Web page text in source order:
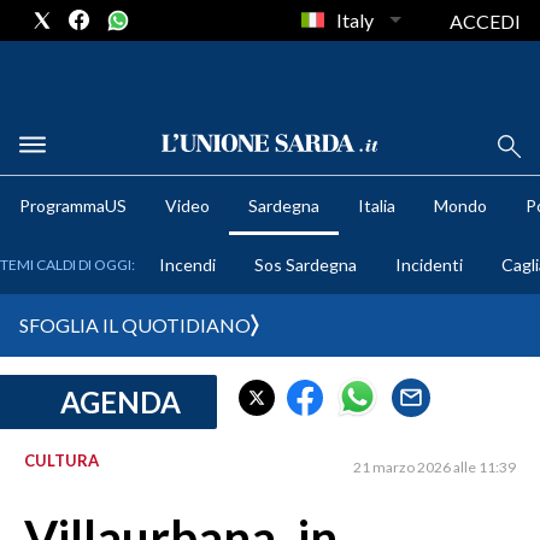
METEO
CRONACA SARDEGNA
Italy ACCEDI
ProgrammaUS Video Sardegna Italia Mondo
TEMI CALDI DI OGGI: Incendi Sos Sardegna Incidenti
SFOGLIA IL QUOTIDIANO
AGENDA
CULTURA 21 marzo 2026 alle 11:39